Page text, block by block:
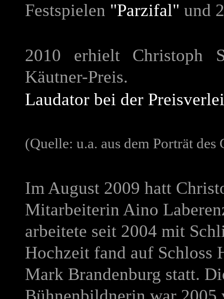
Festspielen "Parzifal" und
2010 erhielt Christoph
Käutner-Preis.
Laudator bei der
(Quelle: u.a. aus dem Porträt des
Im August 2009 hatt
Mitarbeiterin Aino
arbeitete seit 2004 mit
Hochzeit fand auf Schloss
Mark Brandenburg statt.